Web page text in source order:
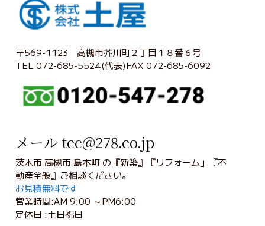
〒569-1123 高槻市芥川町２丁目１８番６号
TEL 072-685-5524(代表)FAX 072-685-6092
メール tcc@278.co.jp
茨木市 高槻市 島本町 の『新築』『リフォーム」『不
動産全般』ご相談ください。
お見積無料です
営業時間:AM 9:00 ～PM6:00
定休日 :土日祝日